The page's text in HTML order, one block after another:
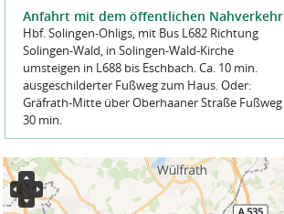
Anfahrt mit dem öffentlichen Nahverkehr
Hbf. Solingen-Ohligs, mit Bus L682 Richtung
Solingen-Wald, in Solingen-Wald-Kirche
umsteigen in L688 bis Eschbach. Ca. 10 min.
ausgeschilderter Fußweg zum Haus. Oder:
Gräfrath-Mitte über Oberhaaner Straße Fußweg
30 min.